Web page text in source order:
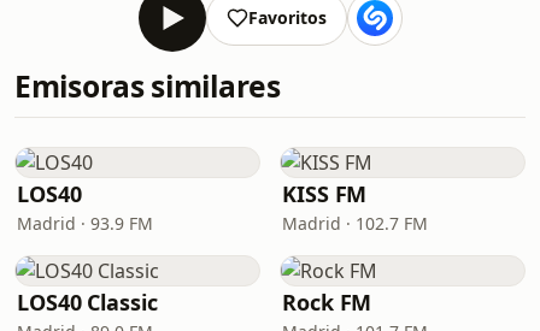
Favoritos
Emisoras similares
LOS40
Madrid · 93.9 FM
KISS FM
Madrid · 102.7 FM
LOS40 Classic Rock FM